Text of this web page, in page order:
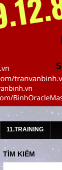
11.TRAINING
TÌM KIẾM